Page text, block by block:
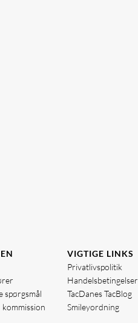
spørgsmål
VIGTIGE LINKS
Privatlivspolitik
Handelsbetingelser
TacDanes TacBlog
Smileyordning